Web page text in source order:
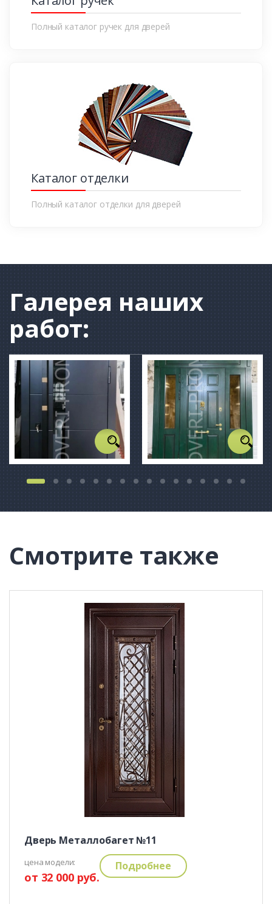
Полный каталог ручек для дверей
Каталог отделки
Полный каталог отделки для дверей
Галерея наших
работ:
Смотрите также
Дверь Металлобагет №11
цена модели:
от 32 000 руб.
Подробнее